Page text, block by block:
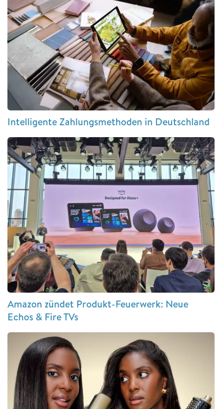
Intelligente Zahlungsmethoden in Deutschland
Amazon zündet Produkt-Feuerwerk: Neue
Echos & Fire TVs